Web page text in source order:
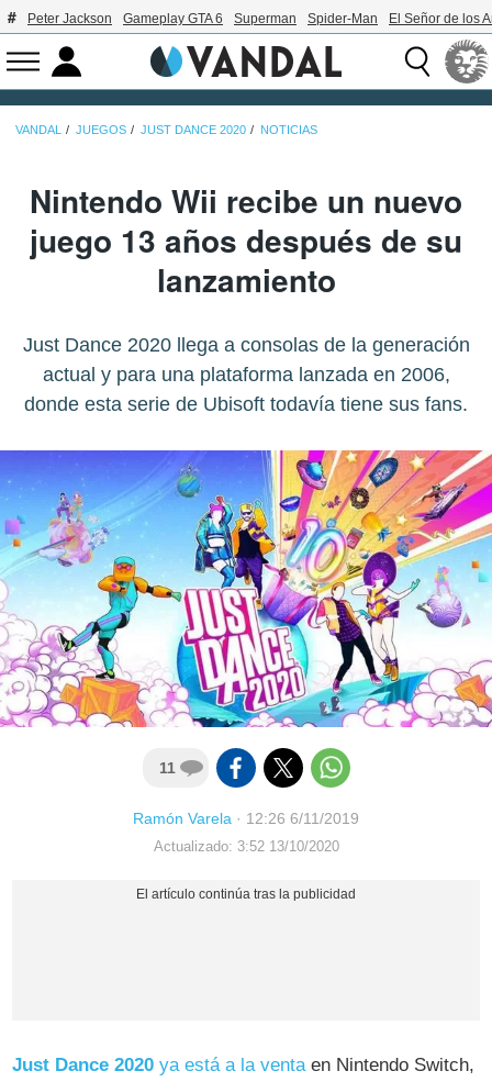
Peter Jackson Gameplay GTA 6 Superman Spider-Man El Señor de los
VANDAL JUEGOS JUST DANCE 2020 NOTICIAS
Nintendo Wii recibe un nuevo
juego 13 años después de su
lanzamiento
Just Dance 2020 llega a consolas de la generación
actual y para una plataforma lanzada en 2006,
donde esta serie de Ubisoft todavía tiene sus fans.
11
Ramón Varela · 12:26 6/11/2019
Actualizado: 3:52 13/10/2020
Just Dance 2020 ya está a la ventaen Nintendo Switch,